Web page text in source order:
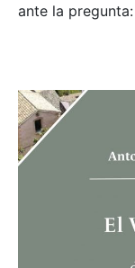
ante la